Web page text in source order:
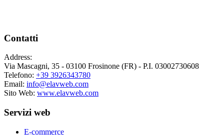
Contatti
Address:
Via Mascagni, 35 - 03100 Frosinone (FR) - P.I. 03002730608
Telefono: +39 3926343780
Email: info@elavweb.com
Sito Web: www.elavweb.com
Servizi web
E-commerce